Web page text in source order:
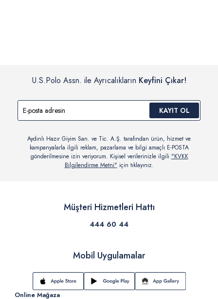
U.S.Polo Assn. ile Ayrıcalıkların Keyfini Çıkar!
KAYIT OL
Aydınlı Hazır Giyim San. ve Tic. A.Ş. tarafından ürün, hizmet ve
kampanyalarla ilgili reklam, pazarlama ve bilgi amaçlı E-POSTA
gönderilmesine izin veriyorum. Kişisel verilerinizle ilgili "KVKK
Bilgilendirme Metni" için tıklayınız.
Müşteri Hizmetleri Hattı
444 60 44
Mobil Uygulamalar
Online Mağaza